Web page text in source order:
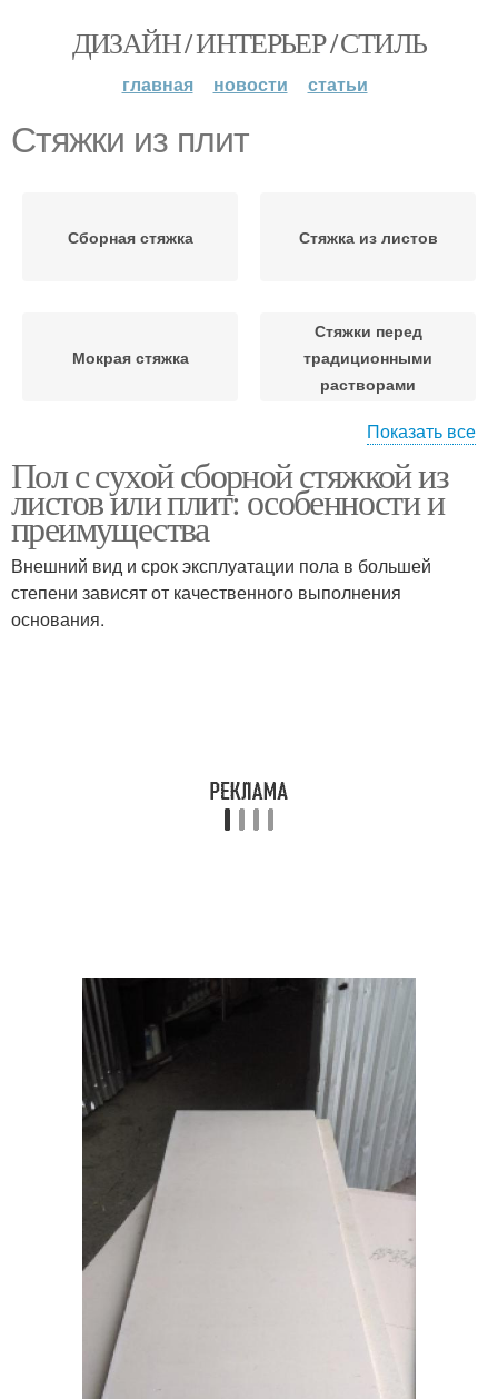
ДИЗАЙН / ИНТЕРЬЕР / СТИЛЬ
главная новости статьи
Стяжки из плит
Сборная стяжка Стяжка из листов
Мокрая стяжка
Стяжки перед
традиционными
растворами
Плиты для сухой
стяжки
Сухая стяжка
Показать все
Пол с сухой сборной стяжкой из
листов или плит: особенности и
преимущества
Внешний вид и срок эксплуатации пола в большей
степени зависят от качественного выполнения
основания.